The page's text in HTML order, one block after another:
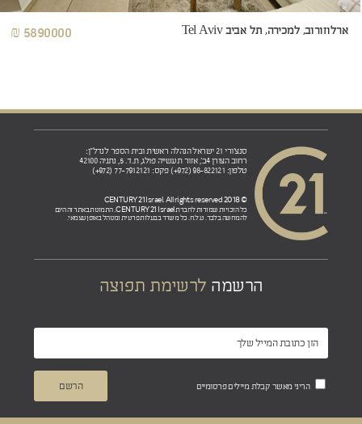
ארלוזורוב, למכירה, תל אביב Tel Aviv 5890000 ₪
סנצ'ורי 21 ישראל הנהלה ראשית ובית הספר לנדל"ן:
רחוב הצורן 4ב', אזור תעשייה פולג, ת.ד. 5, נתניה 42100
טלפון: 98-822121 (972+) פקס: 77-7912121 (972+)
© 2018 CENTURY 21 Israel. All rights reserved
כל הזכויות שמורות לחברתCENTURY 21 Israel. התמונות באתר זה הינם
להמחשה בלבד. ט.ל.ח. כל משרד בבעלות פרטית ומנוהל באופן עצמאי.
הרשמה לרשימת תפוצה
הריני מאשר קבלת מיילים פרסומיים